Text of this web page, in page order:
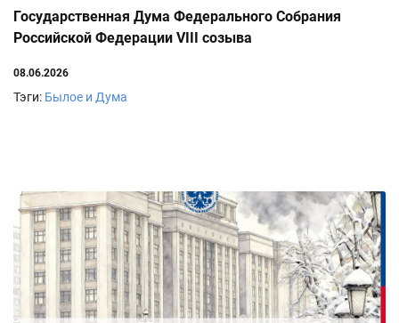
Государственная Дума Федерального Собрания
Российской Федерации VIII созыва
08.06.2026
Тэги: Былое и Дума